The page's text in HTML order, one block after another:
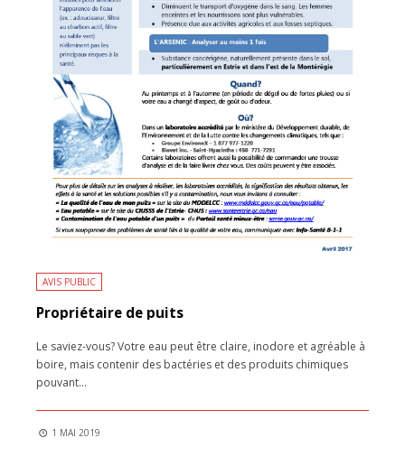
AVIS PUBLIC
Propriétaire de puits
Le saviez-vous? Votre eau peut être claire, inodore et agréable à
boire, mais contenir des bactéries et des produits chimiques
pouvant...
1 MAI 2019